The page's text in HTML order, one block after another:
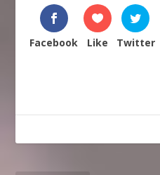
Facebook Like Twitter